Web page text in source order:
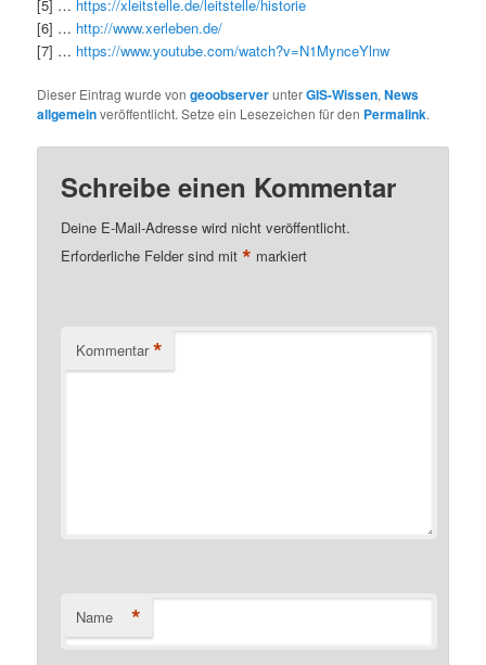
[5] … https://xleitstelle.de/leitstelle/historie
[6] … http://www.xerleben.de/
[7] … https://www.youtube.com/watch?v=N1MynceYlnw
Dieser Eintrag wurde vongeoobserverunterGIS-Wissen,News
allgemeinveröffentlicht. Setze ein Lesezeichen für den Permalink.
Schreibe einen Kommentar
Deine E-Mail-Adresse wird nicht veröffentlicht.
Erforderliche Felder sind mit* markiert
Kommentar *
Name *